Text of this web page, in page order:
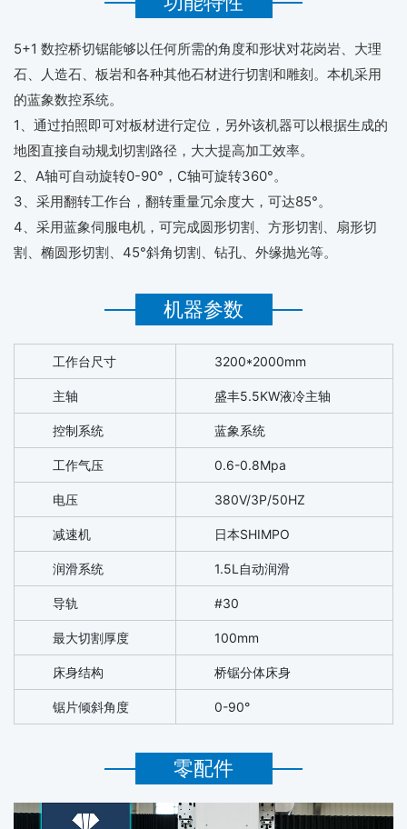
5+1 数控桥切锯能够以任何所需的角度和形状对花岗岩、大理
石、人造石、板岩和各种其他石材进行切割和雕刻。本机采用
的蓝象数控系统。
1、通过拍照即可对板材进行定位，另外该机器可以根据生成的
地图直接自动规划切割路径，大大提高加工效率。
2、A轴可自动旋转0-90°，C轴可旋转360°。
3、采用翻转工作台，翻转重量冗余度大，可达85°。
4、采用蓝象伺服电机，可完成圆形切割、方形切割、扇形切
割、椭圆形切割、45°斜角切割、钻孔、外缘抛光等。
机器参数
工作台尺寸 3200*2000mm
主轴 盛丰5.5KW液冷主轴
控制系统 蓝象系统
工作气压 0.6-0.8Mpa
电压 380V/3P/50HZ
减速机 日本SHIMPO
润滑系统 1.5L自动润滑
导轨 #30
最大切割厚度 100mm
床身结构 桥锯分体床身
锯片倾斜角度 0-90°
零配件